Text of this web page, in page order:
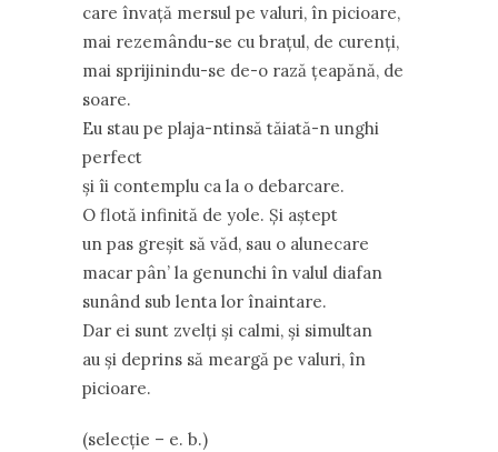
care învață mersul pe valuri, în picioare,
mai rezemându-se cu brațul, de curenți,
mai sprijinindu-se de-o rază țeapănă, de
soare.
Eu stau pe plaja-ntinsă tăiată-n unghi
perfect
și îi contemplu ca la o debarcare.
O flotă infinită de yole. Și aștept
un pas greșit să văd, sau o alunecare
macar pân’ la genunchi în valul diafan
sunând sub lenta lor înaintare.
Dar ei sunt zvelți și calmi, și simultan
au și deprins să meargă pe valuri, în
picioare.
(selecție – e. b.)